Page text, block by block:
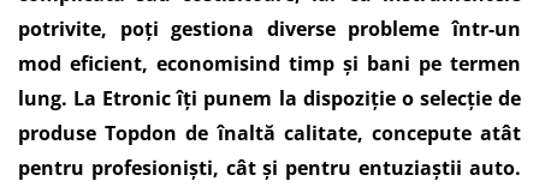
potrivite, poți gestiona diverse probleme într-un
mod eficient, economisind timp și bani pe termen
lung. La Etronic îți punem la dispoziție o selecție de
produse Topdon de înaltă calitate, concepute atât
pentru profesioniști, cât și pentru entuziaștii auto.